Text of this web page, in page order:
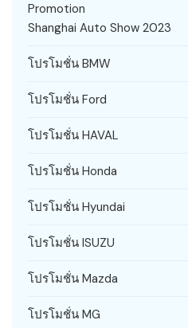
Promotion
Shanghai Auto Show 2023
โปรโมชั่น BMW
โปรโมชั่น Ford
โปรโมชั่น HAVAL
โปรโมชั่น Honda
โปรโมชั่น Hyundai
โปรโมชั่น ISUZU
โปรโมชั่น Mazda
โปรโมชั่น MG